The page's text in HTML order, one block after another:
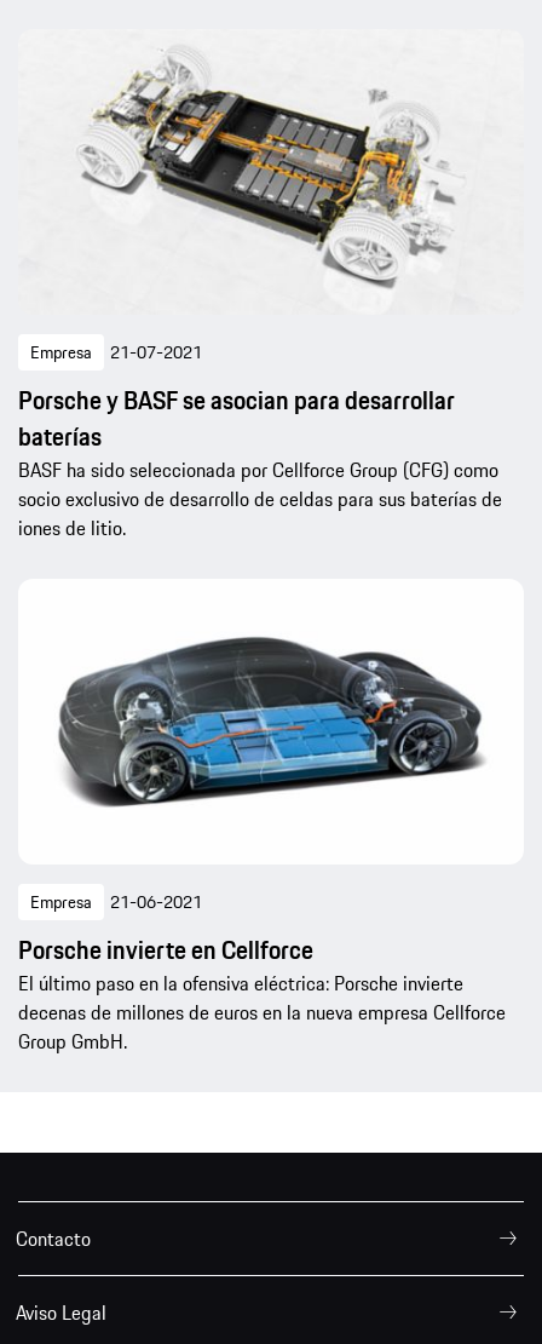
Empresa 21-07-2021
Porsche y BASF se asocian para desarrollar
baterías
BASF ha sido seleccionada por Cellforce Group (CFG) como
socio exclusivo de desarrollo de celdas para sus baterías de
iones de litio.
Empresa 21-06-2021
Porsche invierte en Cellforce
El último paso en la ofensiva eléctrica: Porsche invierte
decenas de millones de euros en la nueva empresa Cellforce
Group GmbH.
Contacto
Aviso Legal